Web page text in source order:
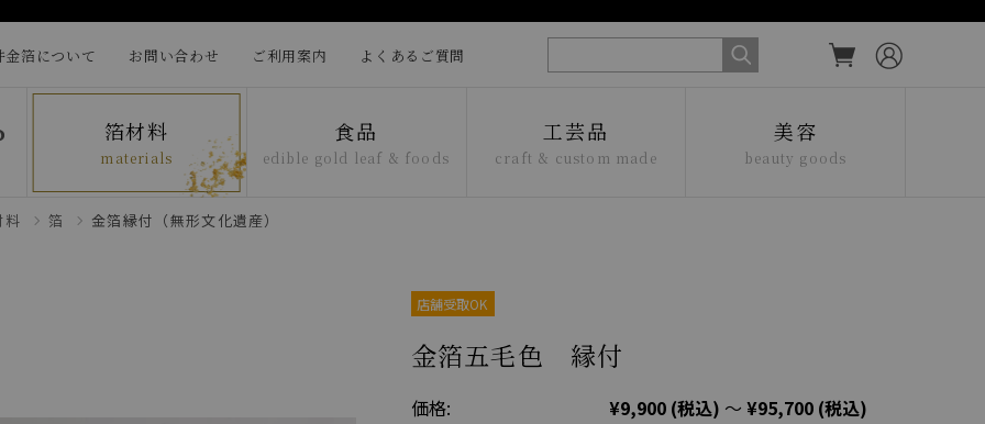
金箔について お問い合わせ ご利用案内 よくあるご質問
箔材料
materials
食品
edible gold leaf & foods
工芸品
craft & custom made
美容
beauty goods
料 箔 金箔縁付（無形文化遺産）
店舗受取OK
金箔五毛色 縁付
価格: ¥9,900 (税込) ～ ¥95,700 (税込)